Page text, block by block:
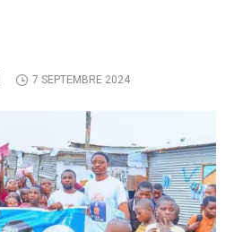
7 SEPTEMBRE 2024